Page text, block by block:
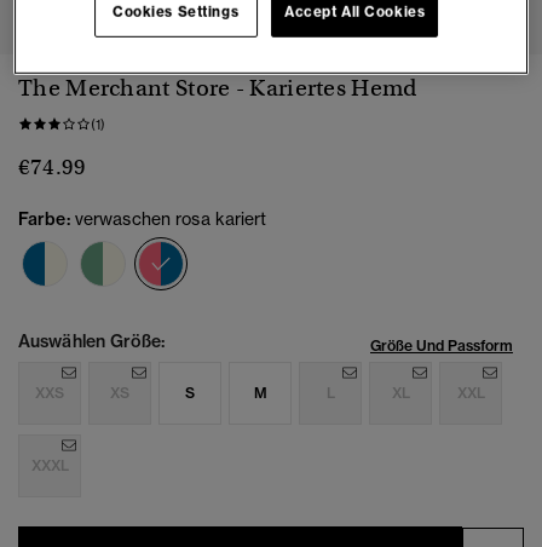
The Merchant Store - Kariertes Hemd
(1)
€74.99
Farbe: verwaschen rosa kariert
Auswählen Größe: Größe Und Passform
XXS XS S M L XL XXL
XXXL
Accept All Cookies
Cookies Settings